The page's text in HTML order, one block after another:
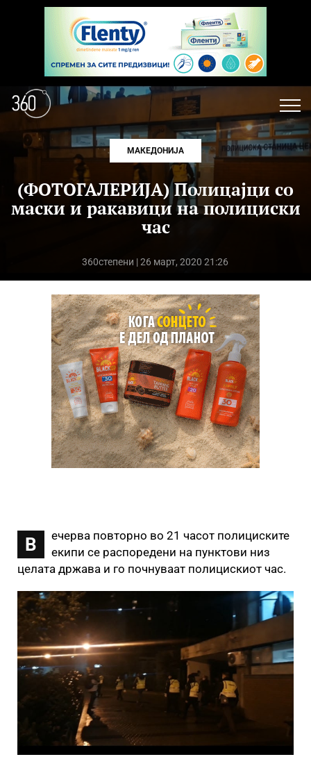
МАКЕДОНИЈА
(ФОТОГАЛЕРИЈА) Полицајци со
маски и ракавици на полициски
час
360степени | 26 март, 2020 21:26
В
ечерва повторно во 21 часот полициските
екипи се распоредени на пунктови низ
целата држава и го почнуваат полицискиот час.